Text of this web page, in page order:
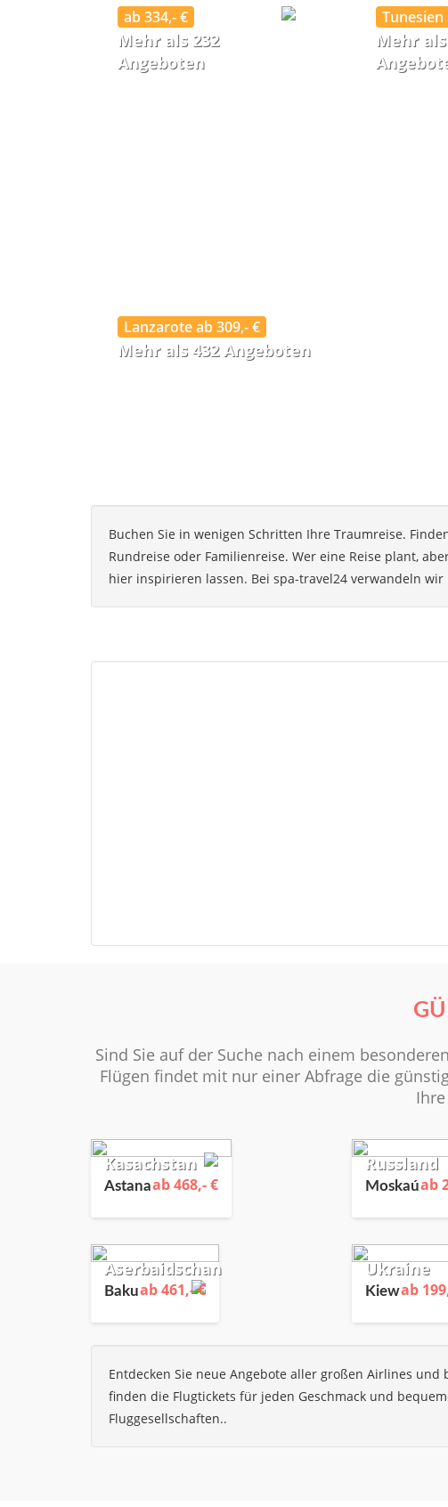
ab 334,- €
Mehr als 232
Angeboten
Tunesien
Mehr
Lanzarote ab 309,- €
Mehr als 432 Angeboten
Buchen Sie in wenigen Schritten Ihre Traumreise.
Rundreise oder Familienreise. Wer eine Reise plant,
hier inspirieren lassen. Bei spa-travel24 verwandeln
Sind Sie auf der Suche nach einem
Flügen findet mit nur einer Abfrage die
Kasachstan
Astanaab 468,- €
Russland
Moskaúab
Aserbaidschan
Bakuab 461,- €
Ukraine
Kiewab
Entdecken Sie neue Angebote aller großen Airlines
finden die Flugtickets für jeden Geschmack und
Fluggesellschaften..